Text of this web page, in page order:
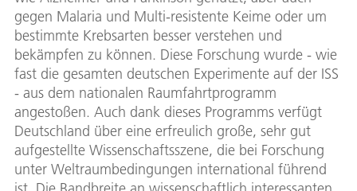
gegen Malaria und Multi-resistente Keime oder um
bestimmte Krebsarten besser verstehen und
bekämpfen zu können. Diese Forschung wurde - wie
fast die gesamten deutschen Experimente auf der ISS
- aus dem nationalen Raumfahrtprogramm
angestoßen. Auch dank dieses Programms verfügt
Deutschland über eine erfreulich große, sehr gut
aufgestellte Wissenschaftsszene, die bei Forschung
unter Weltraumbedingungen international führend